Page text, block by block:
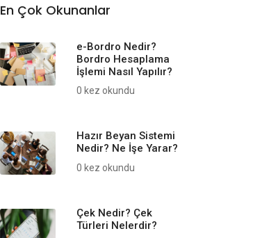
En Çok Okunanlar
e-Bordro Nedir?
Bordro Hesaplama
İşlemi Nasıl Yapılır?
0 kez okundu
Hazır Beyan Sistemi
Nedir? Ne İşe Yarar?
0 kez okundu
Çek Nedir? Çek
Türleri Nelerdir?